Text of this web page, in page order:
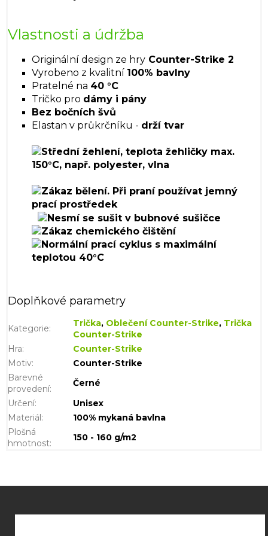
Vlastnosti a údržba
Originální design ze hry Counter-Strike 2
Vyrobeno z kvalitní 100% bavlny
Pratelné na 40 °C
Tričko pro dámy i pány
Bez bočních švů
Elastan v průkrčníku - drží tvar
Doplňkové parametry
Kategorie: Trička, Oblečení Counter-Strike, Trička
Counter-Strike
Hra:
Counter-Strike
Motiv:
Counter-Strike
Barevné
provedení:
Černé
Určení:
Unisex
Materiál :
100% mykaná bavlna
Plošná
hmotnost:
150 - 160 g/m2